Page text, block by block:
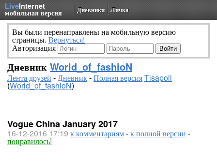
LiveInternet
мобильная версия Дневники Личка
Вы были перенаправлены на мобильную версию
страницы. Вернуться!
Авторизация
Дневник World_of_fashioN
Лента друзей -Дневник-Полная версияTisapoli
(World_of_fashioN)
Vogue China January 2017
16-12-2016 17:19 к комментариям-к полной версии -
понравилось!